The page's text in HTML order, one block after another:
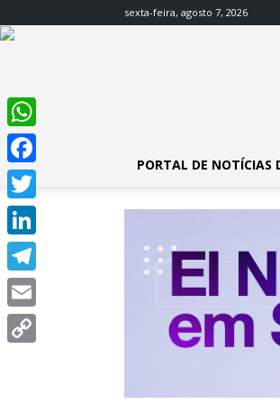
sexta-feira, agosto 7, 2026
PORTAL DE NOTÍCIAS
WhatsApp
Facebook
Twitter
LinkedIn
Telegram
Email